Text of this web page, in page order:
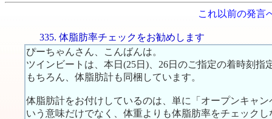
これ以前の発言
335. 体脂肪率チェックをお勧めします
ぴーちゃんさん、こんばんは。
ツインビートは、本日(25日)、26日のご指定の着時刻指
もちろん、体脂肪計も同梱しています。
体脂肪計をお付けしているのは、単に「オープンキャ
いう意味だけでなく、体重よりも体脂肪率をチェック